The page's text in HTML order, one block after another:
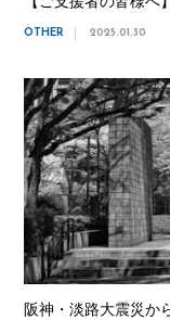
OTHER 2025.01.30
阪神・淡路大震災か